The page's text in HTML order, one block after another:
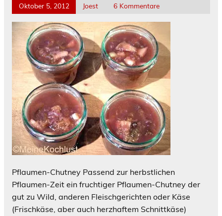
Oktober 5, 2012 Joest 6 Kommentare
Pflaumen-Chutney Passend zur herbstlichen
Pflaumen-Zeit ein fruchtiger Pflaumen-Chutney der
gut zu Wild, anderen Fleischgerichten oder Käse
(Frischkäse, aber auch herzhaftem Schnittkäse)